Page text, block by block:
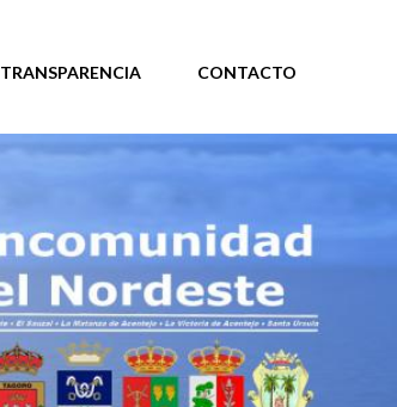
TRANSPARENCIA CONTACTO